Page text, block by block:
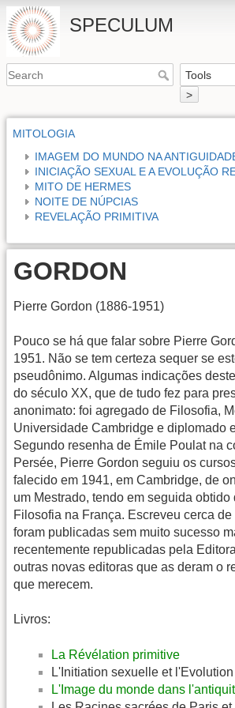
SPECULUM
>
MITOLOGIA
IMAGEM DO MUNDO NA
INICIAÇÃO SEXUAL E A EVOLUÇÃO
MITO DE HERMES
NOITE DE NÚPCIAS
REVELAÇÃO PRIMITIVA
GORDON
Pierre Gordon (1886-1951)
Pouco se há que falar sobre Pierre
1951. Não se tem certeza sequer se
pseudônimo. Algumas indicações
do século XX, que de tudo fez para
anonimato: foi agregado de Filosofia,
Universidade Cambridge e diplomado
Segundo resenha de Émile Poulat na
Persée, Pierre Gordon seguiu os
falecido em 1941, em Cambridge, de
um Mestrado, tendo em seguida obtido
Filosofia na França. Escreveu cerca
foram publicadas sem muito sucesso
recentemente republicadas pela
outras novas editoras que as deram o
que merecem.
Livros:
La Révélation primitive
L'Initiation sexuelle et
L'Image du monde dans